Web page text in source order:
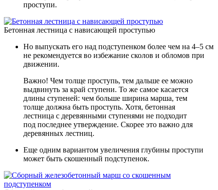
проступи.
Бетонная лестница с нависающей проступью
Но выпускать его над подступенком более чем на 4–5 см
не рекомендуется во избежание сколов и обломов при
движении.
Важно! Чем толще проступь, тем дальше ее можно
выдвинуть за край ступени. То же самое касается
длины ступеней: чем больше ширина марша, тем
толще должна быть проступь. Хотя, бетонная
лестница с деревянными ступенями не подходит
под последнее утверждение. Скорее это важно для
деревянных лестниц.
Еще одним вариантом увеличения глубины проступи
может быть скошенный подступенок.